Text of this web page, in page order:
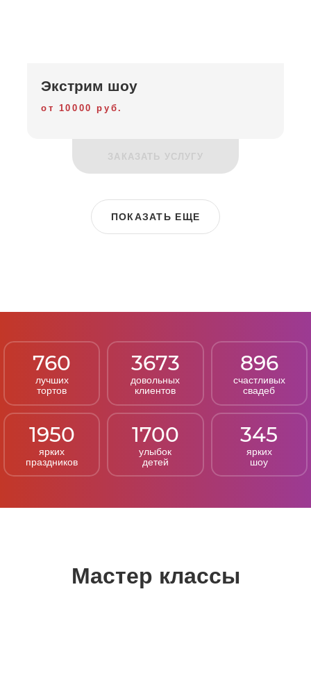
Экстрим шоу
от 10000 руб.
ЗАКАЗАТЬ УСЛУГУ
ПОКАЗАТЬ ЕЩЕ
760
лучших
тортов
3673
довольных
клиентов
896
счастливых
свадеб
1950
ярких
праздников
1700
улыбок
детей
345
ярких
шоу
Мастер классы